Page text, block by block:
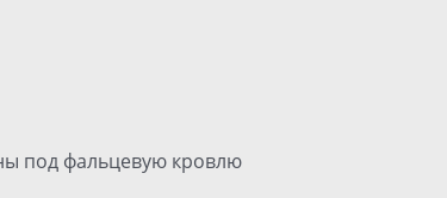
под фальцевую кровлю